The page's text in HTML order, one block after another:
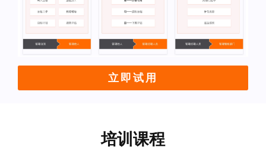
立即试用
培训课程